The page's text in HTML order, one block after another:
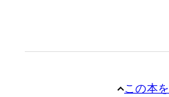
この本